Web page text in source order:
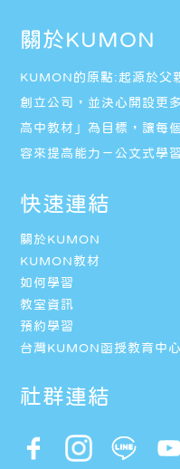
關於KUMON
KUMON的原點:起源於父
創立公司，並決心開設更
高中教材」為目標，讓每
容來提高能力－公文式學
快速連結
關於KUMON
KUMON教材
如何學習
教室資訊
預約學習
台灣KUMON函授教育中心
社群連結